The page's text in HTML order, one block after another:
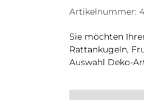
Artikelnummer:
Sie möchten
Rattankugeln,
Auswahl Deko-